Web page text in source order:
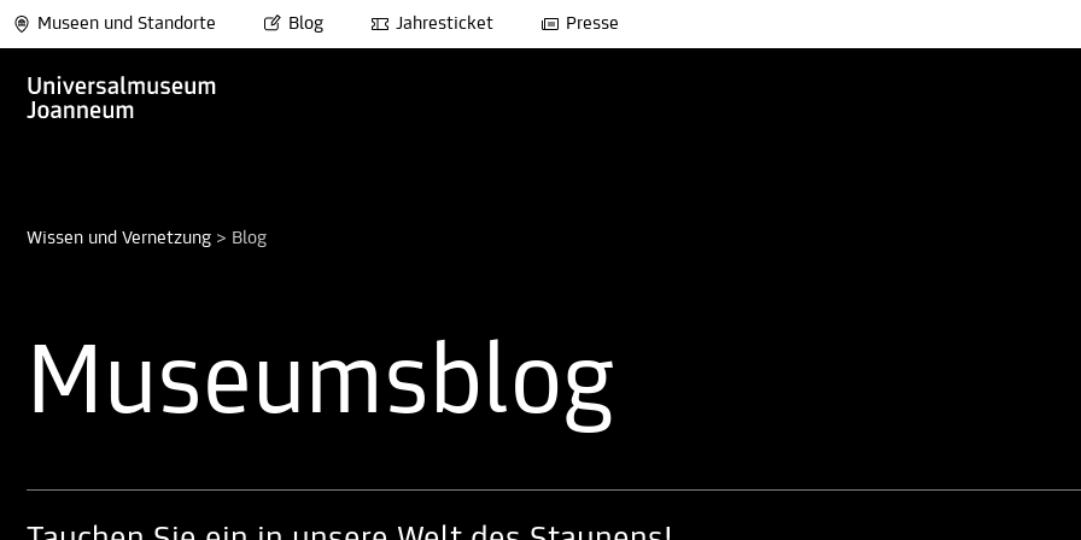
Museen und Standorte Blog Jahresticket Presse
Wissen und Vernetzung > Blog
Museumsblog